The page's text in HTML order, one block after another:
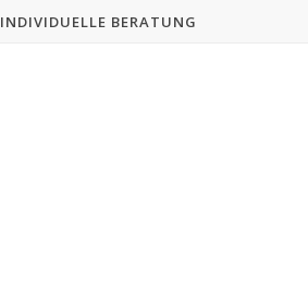
INDIVIDUELLE BERATUNG